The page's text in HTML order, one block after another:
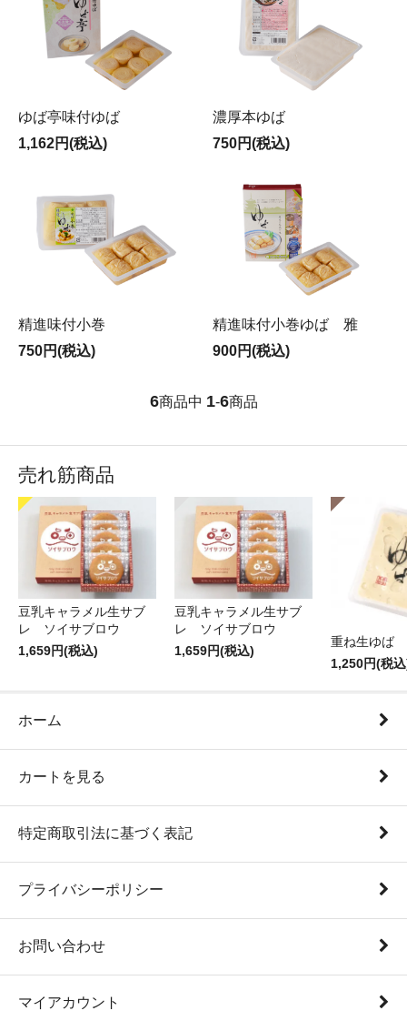
ゆば亭味付ゆば
1,162円(税込)
濃厚本ゆば
750円(税込)
精進味付小巻
750円(税込)
精進味付小巻ゆば 雅
900円(税込)
6商品中 1-6商品
売れ筋商品
豆乳キャラメル生サブ
レ ソイサブロウ
1,659円(税込)
豆乳キャラメル生サブ
レ ソイサブロウ
1,659円(税込)
重ね生ゆば
1,250円(税
ホーム
カートを見る
特定商取引法に基づく表記
プライバシーポリシー
お問い合わせ
マイアカウント